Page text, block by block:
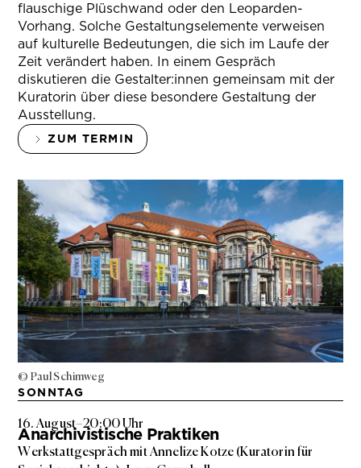
flauschige Plüschwand oder den Leoparden-
Vorhang. Solche Gestaltungselemente verweisen
auf kulturelle Bedeutungen, die sich im Laufe der
Zeit verändert haben. In einem Gespräch
diskutieren die Gestalter:innen gemeinsam mit der
Kuratorin über diese besondere Gestaltung der
Ausstellung.
ZUM TERMIN
© Paul Schimweg
SONNTAG
16. August–20:00 Uhr
Anarchivistische Praktiken
Werkstattgespräch mit Annelize Kotze (Kuratorin für